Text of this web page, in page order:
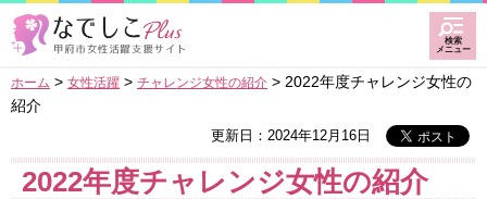
甲府なでしこプラス甲府
市女性活躍支援サイト
検索
メニュー
ホーム > 女性活躍 > チャレンジ女性の紹介 > 2022年度チャレンジ女性の
紹介
更新日：2024年12月16日
2022年度チャレンジ女性の紹介